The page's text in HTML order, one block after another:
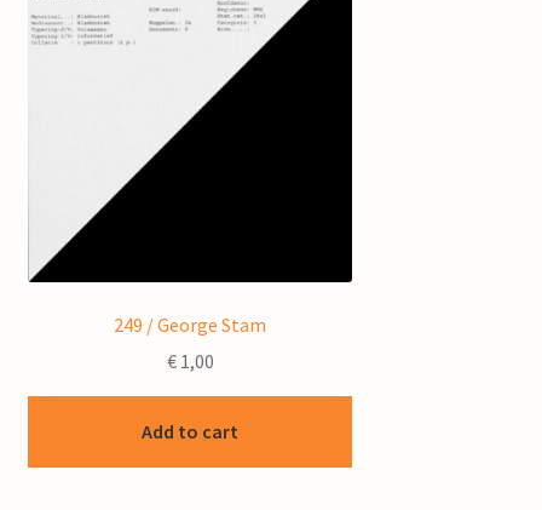
249 / George Stam
€1,00
Add to cart